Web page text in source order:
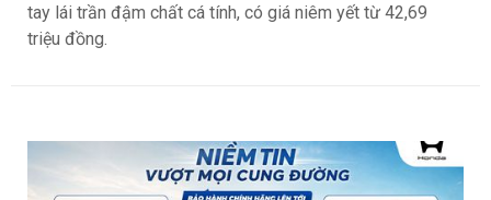
tay lái trần đậm chất cá tính, có giá niêm yết từ 42,69
triệu đồng.